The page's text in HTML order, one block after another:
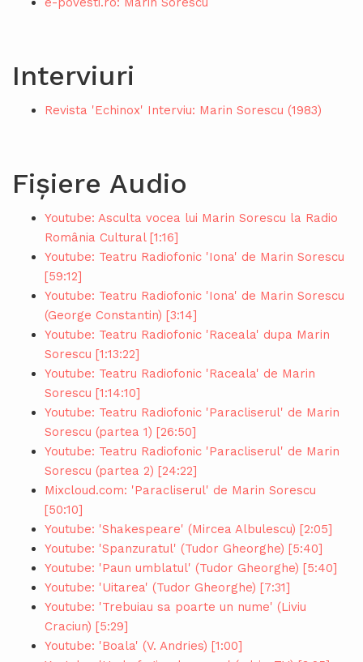
Interviuri
Revista 'Echinox' Interviu: Marin Sorescu (1983)
Fișiere Audio
Youtube: Asculta vocea lui Marin Sorescu la Radio
România Cultural [1:16]
Youtube: Teatru Radiofonic 'Iona' de Marin Sorescu
[59:12]
Youtube: Teatru Radiofonic 'Iona' de Marin Sorescu
(George Constantin) [3:14]
Youtube: Teatru Radiofonic 'Raceala' dupa Marin
Sorescu [1:13:22]
Youtube: Teatru Radiofonic 'Raceala' de Marin
Sorescu [1:14:10]
Youtube: Teatru Radiofonic 'Paracliserul' de Marin
Sorescu (partea 1) [26:50]
Youtube: Teatru Radiofonic 'Paracliserul' de Marin
Sorescu (partea 2) [24:22]
Mixcloud.com: 'Paracliserul' de Marin Sorescu
[50:10]
Youtube: 'Shakespeare' (Mircea Albulescu) [2:05]
Youtube: 'Spanzuratul' (Tudor Gheorghe) [5:40]
Youtube: 'Paun umblatul' (Tudor Gheorghe) [5:40]
Youtube: 'Uitarea' (Tudor Gheorghe) [7:31]
Youtube: 'Trebuiau sa poarte un nume' (Liviu
Craciun) [5:29]
Youtube: 'Boala' (V. Andries) [1:00]